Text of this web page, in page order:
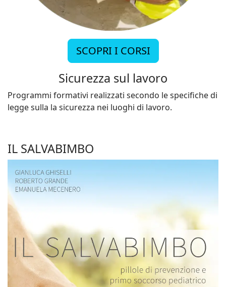
SCOPRI I CORSI
Sicurezza sul lavoro
Programmi formativi realizzati secondo le specifiche di
legge sulla la sicurezza nei luoghi di lavoro.
IL SALVABIMBO